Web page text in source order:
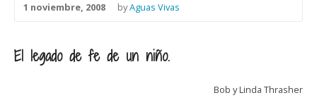
1 noviembre, 2008 byAguas Vivas
El legado de fe de un niño.
Bob y Linda Thrasher